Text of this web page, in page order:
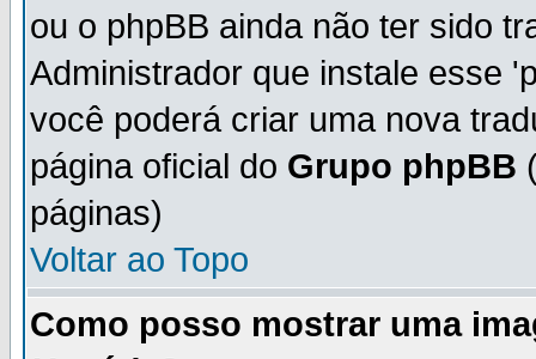
ou o phpBB ainda não ter sido
Administrador que instale esse
você poderá criar uma nova
página oficial do Grupo phpBB
páginas)
Voltar ao Topo
Como posso mostrar uma